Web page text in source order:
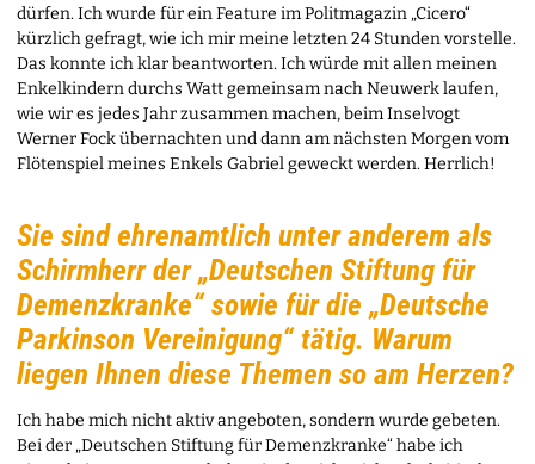
dürfen. Ich wurde für ein Feature im Politmagazin „Cicero“
kürzlich gefragt, wie ich mir meine letzten 24 Stunden vorstelle.
Das konnte ich klar beantworten. Ich würde mit allen meinen
Enkelkindern durchs Watt gemeinsam nach Neuwerk laufen,
wie wir es jedes Jahr zusammen machen, beim Inselvogt
Werner Fock übernachten und dann am nächsten Morgen vom
Flötenspiel meines Enkels Gabriel geweckt werden. Herrlich!
Sie sind ehrenamtlich unter anderem als
Schirmherr der „Deutschen Stiftung für
Demenzkranke“ sowie für die „Deutsche
Parkinson Vereinigung“ tätig. Warum
liegen Ihnen diese Themen so am Herzen?
Ich habe mich nicht aktiv angeboten, sondern wurde gebeten.
Bei der „Deutschen Stiftung für Demenzkranke“ habe ich